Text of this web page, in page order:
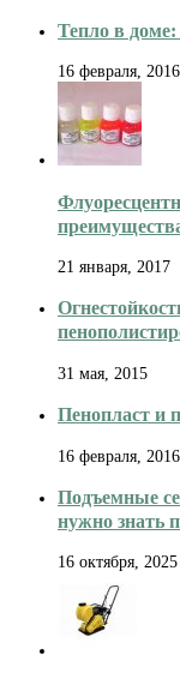
Тепло в
16 февраля, 2016
21 января, 2017
31 мая, 2015
Пенопласт и
16 февраля, 2016
Подъемные
нужно знать
16 октября, 2025